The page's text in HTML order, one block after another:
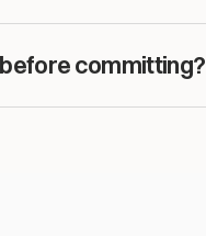
committing?